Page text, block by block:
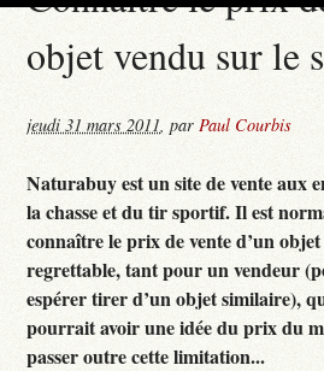
objet vendu sur le
jeudi 31 mars 2011,parPaul Courbis
Naturabuy est un site de vente aux
la chasse et du tir sportif. Il est
connaître le prix de vente d’un
regrettable, tant pour un vendeur
espérer tirer d’un objet similaire),
pourrait avoir une idée du prix du
passer outre cette limitation...